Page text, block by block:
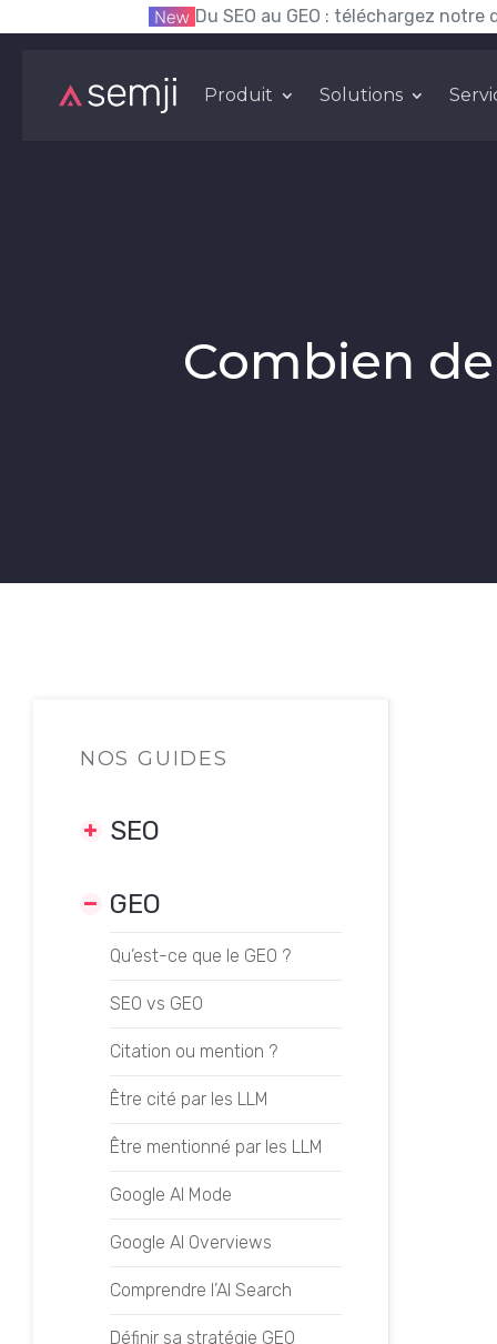
Du SEO au GEO : téléchargez notre
Produit Solutions
Combien
NOS GUIDES
SEO
TECHNIQUES SEO
Introduction au SEO
Analyser sa concurrence
Crawler son site web
Choisir son agence SEO
Fonctionnement des
moteurs de recherche
Formation SEO
Mener des campagnes de
Netlinking
Mener une stratégie SEO
GEO
Qu’est-ce que le GEO ?
SEO vs GEO
Citation ou mention ?
Être cité par les LLM
Être mentionné par les LLM
Google AI Mode
Google AI Overviews
Comprendre l’AI Search
Définir sa stratégie GEO